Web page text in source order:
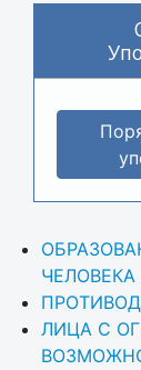
ЧЕЛОВЕКА
ЛИЦА С